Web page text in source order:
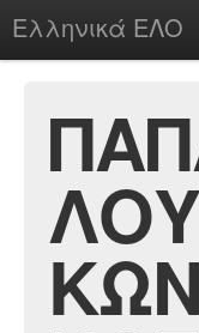
Ελληνικά ΕΛΟ
chesstu.be @ discord
LoginΛΟΥ